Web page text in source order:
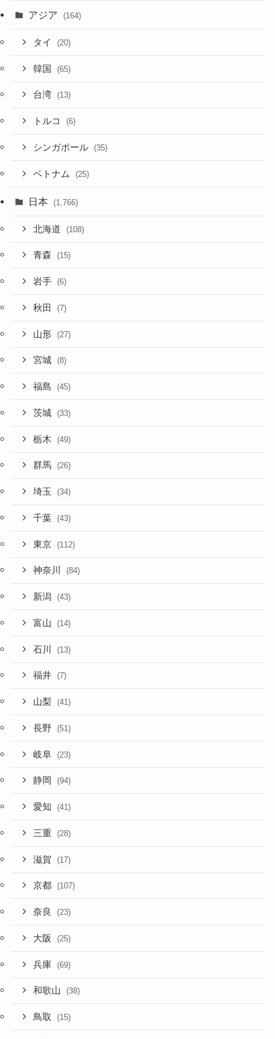
アジア (164)
タイ (20)
韓国 (65)
台湾 (13)
トルコ (6)
シンガポール (35)
ベトナム (25)
日本 (1,766)
北海道 (108)
青森 (15)
岩手 (6)
秋田 (7)
山形 (27)
宮城 (8)
福島 (45)
茨城 (33)
栃木 (49)
群馬 (26)
埼玉 (34)
千葉 (43)
東京 (112)
神奈川 (84)
新潟 (43)
富山 (14)
石川 (13)
福井 (7)
山梨 (41)
長野 (51)
岐阜 (23)
静岡 (94)
愛知 (41)
三重 (28)
滋賀 (17)
京都 (107)
奈良 (23)
大阪 (25)
兵庫 (69)
和歌山 (38)
鳥取 (15)